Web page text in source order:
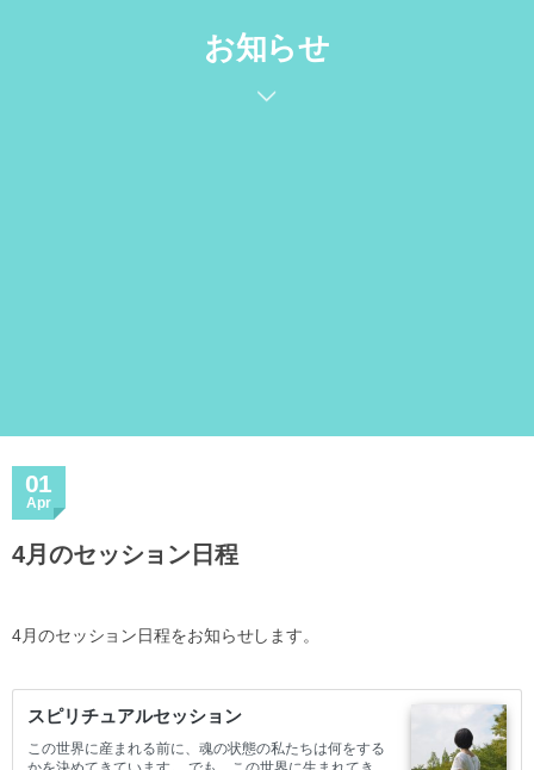
お知らせ
01
Apr
4月のセッション日程
4月のセッション日程をお知らせします。